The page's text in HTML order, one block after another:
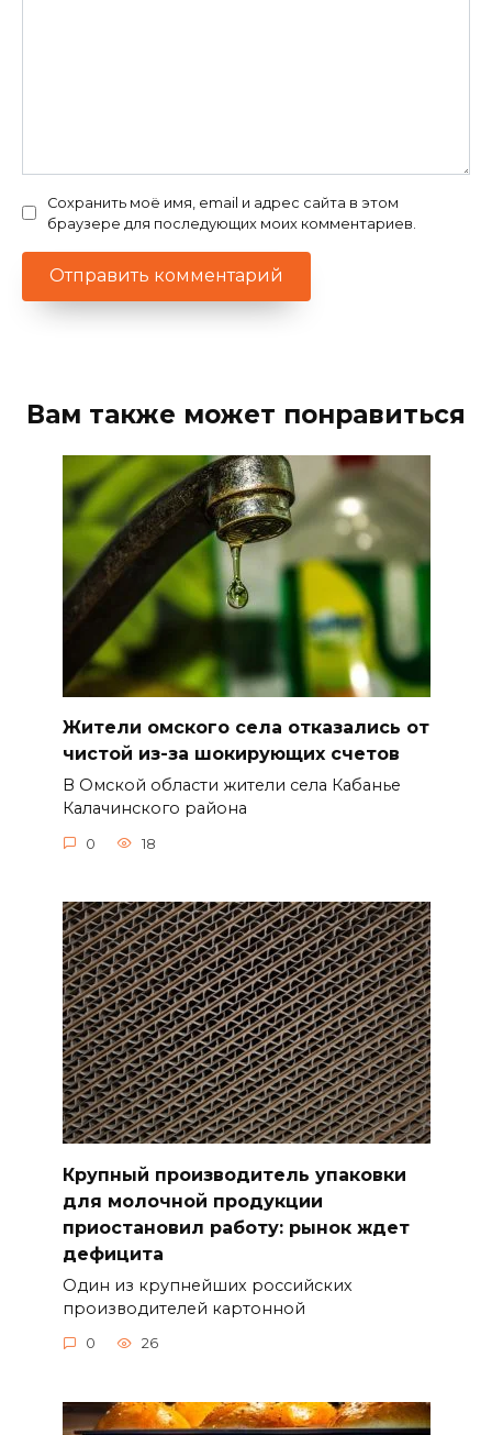
Сохранить моё имя, email и адрес сайта в этом
браузере для последующих моих комментариев.
Вам также может понравиться
Жители омского села отказались от
чистой из-за шокирующих счетов
В Омской области жители села Кабанье
Калачинского района
0 18
Крупный производитель упаковки
для молочной продукции
приостановил работу: рынок ждет
дефицита
Один из крупнейших российских
производителей картонной
0 26